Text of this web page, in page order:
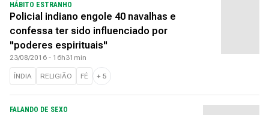
HÁBITO ESTRANHO
Policial indiano engole 40 navalhas e
confessa ter sido influenciado por
"poderes espirituais"
23/08/2016 - 16h31min
ÍNDIA RELIGIÃO FÉ + 5
FALANDO DE SEXO